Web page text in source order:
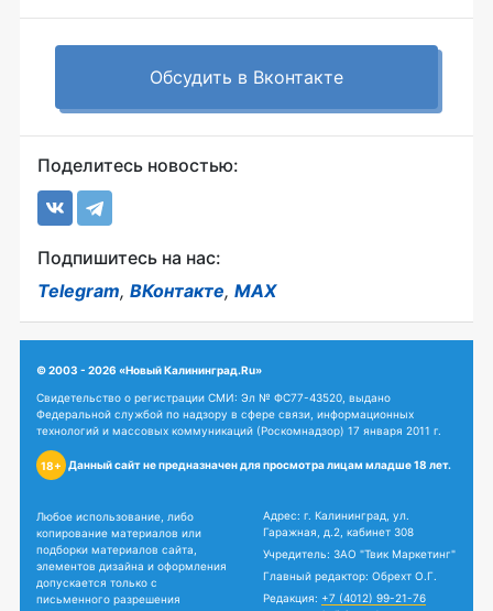
Обсудить в Вконтакте
Поделитесь новостью:
Подпишитесь на нас:
Telegram, ВКонтакте, MAX
© 2003 - 2026 «Новый Калининград.Ru»
Свидетельство о регистрации СМИ: Эл № ФС77-43520, выдано
Федеральной службой по надзору в сфере связи, информационных
технологий и массовых коммуникаций (Роскомнадзор) 17 января 2011 г.
18+ Данный сайт не предназначен для просмотра лицам младше 18 лет.
Любое использование, либо
копирование материалов или
подборки материалов сайта,
элементов дизайна и оформления
допускается только с
письменного разрешения
Адрес: г. Калининград, ул.
Гаражная, д.2, кабинет 308
Учредитель: ЗАО "Твик Маркетинг"
Главный редактор: Обрехт О.Г.
Редакция: +7 (4012) 99-21-76